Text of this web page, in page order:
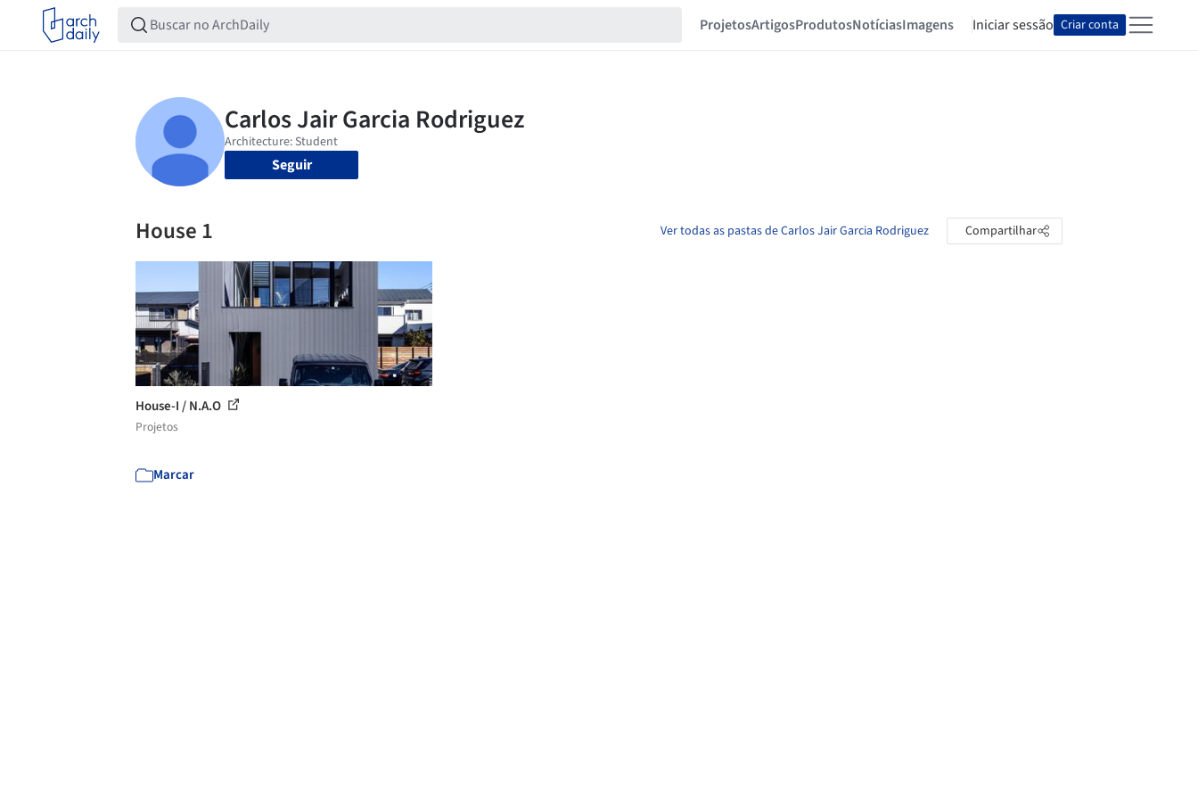
ProjetosArtigosProdutosNotíciasImagens Iniciar sessão Criar conta
Seguir
House 1 Ver todas as pastas de Carlos Jair Garcia Rodriguez Compartilhar
House-I / N.A.O
Projetos
Marcar